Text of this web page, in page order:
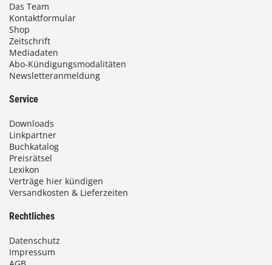
Das Team
Kontaktformular
Shop
Zeitschrift
Mediadaten
Abo-Kündigungsmodalitäten
Newsletteranmeldung
Service
Downloads
Linkpartner
Buchkatalog
Preisrätsel
Lexikon
Verträge hier kündigen
Versandkosten & Lieferzeiten
Rechtliches
Datenschutz
Impressum